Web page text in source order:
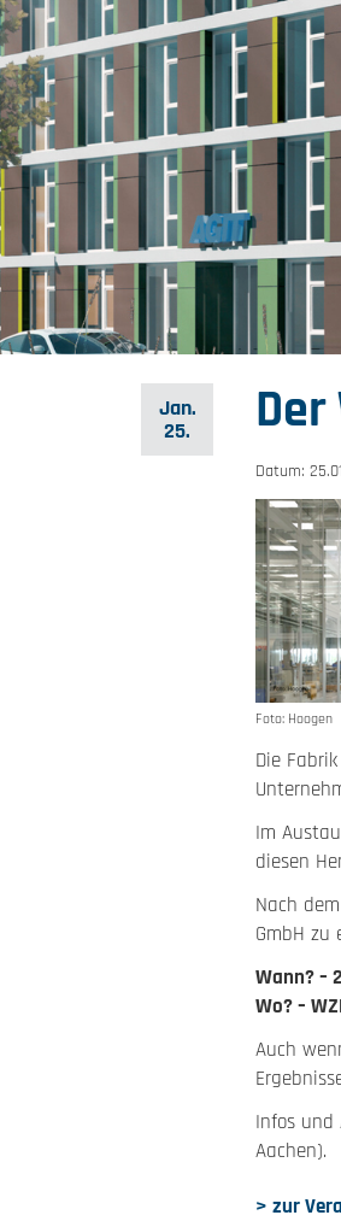
Jan.
25.
Datum:
Foto: Hoogen
Die
Im
diesen
Nach
GmbH
Wann? –
Wo? –
Auch
Infos
Aachen).
> zur